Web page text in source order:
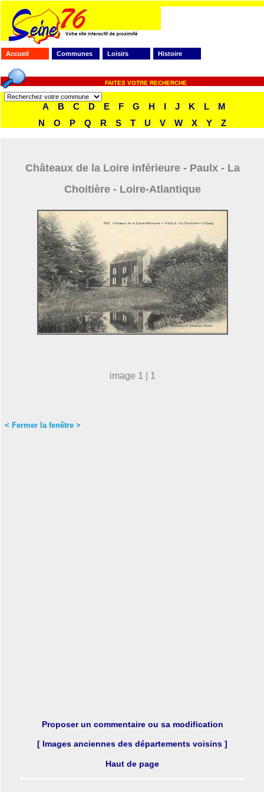
Accueil Communes Loisirs Histoire
FAITES VOTRE RECHERCHE
A | B | C | D | E | F | G | H | I | J | K | L |
M
N
| O | P | Q | R | S | T | U | V | W | X | Y | Z
Châteaux de la Loire inférieure - Paulx - La
Choitière - Loire-Atlantique
image 1 | 1
< Fermer la fenêtre >
Proposer un commentaire ou sa modification
[ Images anciennes des départements voisins ]
Haut de page